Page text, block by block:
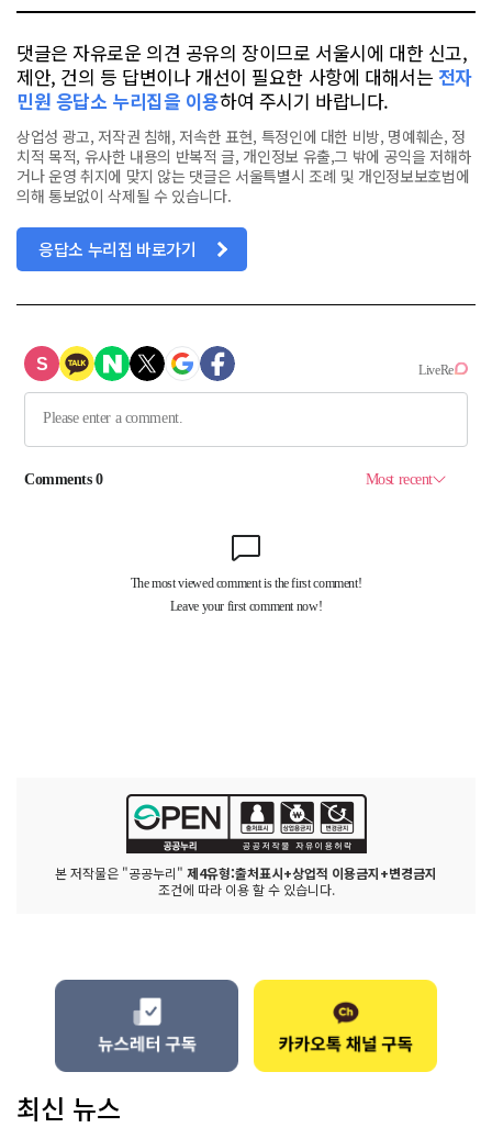
댓글은 자유로운 의견 공유의 장이므로 서울시에 대한 신고,
제안, 건의 등 답변이나 개선이 필요한 사항에 대해서는 전자
민원 응답소 누리집을 이용하여 주시기 바랍니다.
상업성 광고, 저작권 침해, 저속한 표현, 특정인에 대한 비방, 명예훼손, 정
치적 목적, 유사한 내용의 반복적 글, 개인정보 유출,그 밖에 공익을 저해하
거나 운영 취지에 맞지 않는 댓글은 서울특별시 조례 및 개인정보보호법에
의해 통보없이 삭제될 수 있습니다.
응답소 누리집 바로가기
본 저작물은 "공공누리" 제4유형:출처표시+상업적 이용금지+변경금지
조건에 따라 이용 할 수 있습니다.
최신 뉴스